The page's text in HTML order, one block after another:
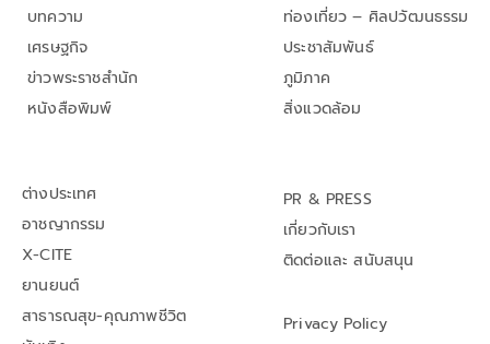
บทความ
เศรษฐกิจ
ข่าวพระราชสำนัก
หนังสือพิมพ์
ท่องเที่ยว – ศิลปวัฒนธรรม
ประชาสัมพันธ์
ภูมิภาค
สิ่งแวดล้อม
ต่างประเทศ
อาชญากรรม
X-CITE
ยานยนต์
สาธารณสุข-คุณภาพชีวิต
PR & PRESS
เกี่ยวกับเรา
ติดต่อและ สนับสนุน
Privacy Policy